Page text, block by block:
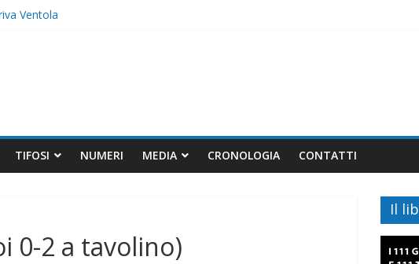
Ventola
2)
TIFOSI NUMERI MEDIA CRONOLOGIA CONTATTI
0-2 a tavolino)
Il